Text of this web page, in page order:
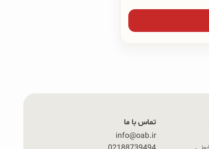
تماس با ما
info@oab.ir